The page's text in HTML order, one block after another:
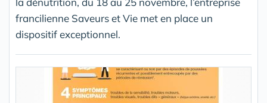
francilienne Saveurs et Vie met en place un
dispositif exceptionnel.